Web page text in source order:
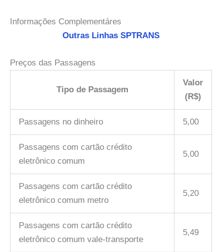
Informações Complementáres
Outras Linhas SPTRANS
Preços das Passagens
Tipo de Passagem
Valor
(R$)
Passagens no dinheiro 5,00
Passagens com cartão crédito
eletrônico comum
5,00
Passagens com cartão crédito
eletrônico comum metro
5,20
Passagens com cartão crédito
eletrônico comum vale-transporte
5,49